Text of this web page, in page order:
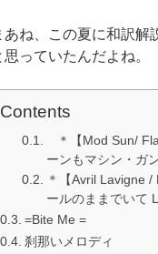
あね、この夏に和訳解
思っていたんだよね。
Contents
＊【Mod Sun/
ーンもマシン・ガ
＊【Avril Lavigne
ールのままでいて
=Bite Me =
刹那いメロディ